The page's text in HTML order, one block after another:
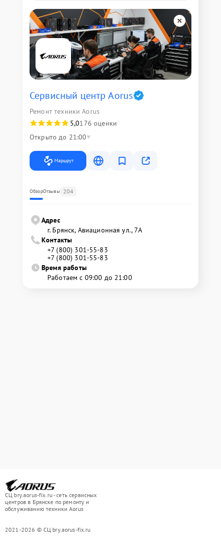
Сервисный центр Aorus
Ремонт техники Aorus
5,0176 оценки
Открыто до 21:00
Маршрут
ОбзорОтзывы 204
Адрес
г. Брянск, Авиационная ул., 7А
Контакты
+7 (800) 301-55-83
+7 (800) 301-55-83
Время работы
Работаем с 09:00 до 21:00
СЦ bry.aorus-fix.ru - сеть сервисных
центров в Брянске по ремонту и
обслуживанию техники Aorus
2021-2026 © СЦ bry.aorus-fix.ru